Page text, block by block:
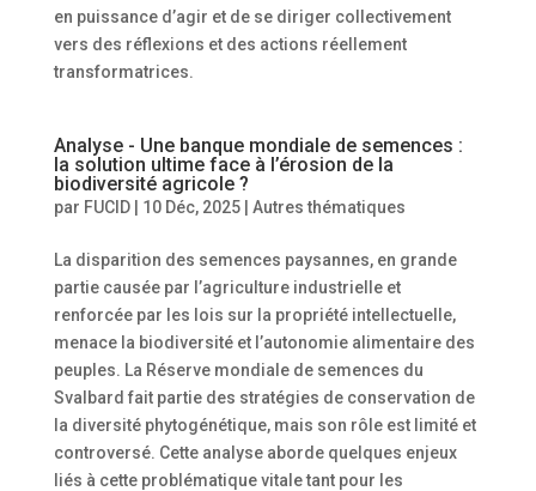
en puissance d’agir et de se diriger collectivement
vers des réflexions et des actions réellement
transformatrices.
Analyse - Une banque mondiale de semences :
la solution ultime face à l’érosion de la
biodiversité agricole ?
par FUCID| 10 Déc, 2025| Autres thématiques
La disparition des semences paysannes, en grande
partie causée par l’agriculture industrielle et
renforcée par les lois sur la propriété intellectuelle,
menace la biodiversité et l’autonomie alimentaire des
peuples. La Réserve mondiale de semences du
Svalbard fait partie des stratégies de conservation de
la diversité phytogénétique, mais son rôle est limité et
controversé. Cette analyse aborde quelques enjeux
liés à cette problématique vitale tant pour les